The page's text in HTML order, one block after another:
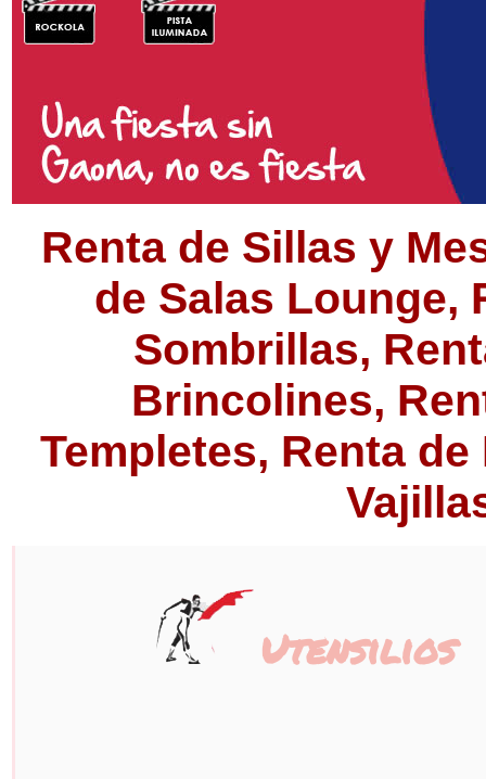
Renta de Sillas y
de Salas Lounge,
Sombrillas,
Brincolines,
Templetes, Renta
Utensilios